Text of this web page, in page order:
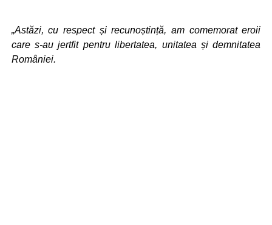
„Astăzi, cu respect și recunoștință, am comemorat eroii
care s-au jertfit pentru libertatea, unitatea și demnitatea
României.